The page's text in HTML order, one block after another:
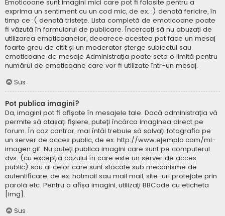
Emoticoane sunt imagini mici care pot fi folosite pentru a
exprima un sentiment cu un cod mic, de ex. :) denotă fericire, în
timp ce :( denotă tristețe. Lista completă de emoticoane poate
fi văzută în formularul de publicare. Încercați să nu abuzați de
utilizarea emoticoanelor, deoarece acestea pot face un mesaj
foarte greu de citit și un moderator șterge subiectul sau
emoticoane de mesaje Administrația poate seta o limită pentru
numărul de emoticoane care vor fi utilizate într-un mesaj.
Sus
Pot publica imagini?
Da, imagini pot fi afișate în mesajele tale. Dacă administrația vă
permite să atașați fișiere, puteți încărca imaginea direct pe
forum. În caz contrar, mai întâi trebuie să salvați fotografia pe
un server de acces public, de ex. http://www.ejemplo.com/mi-
imagen.gif. Nu puteți publica imagini care sunt pe computerul
dvs. (cu excepția cazului în care este un server de acces
public) sau al celor care sunt stocate sub mecanisme de
autentificare, de ex. hotmail sau mail mail, site-uri protejate prin
parolă etc. Pentru a afișa imagini, utilizați BBCode cu eticheta
[img].
Sus